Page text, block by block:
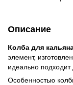
Описание
Колба для
элемент,
идеально подходит
Особенностью